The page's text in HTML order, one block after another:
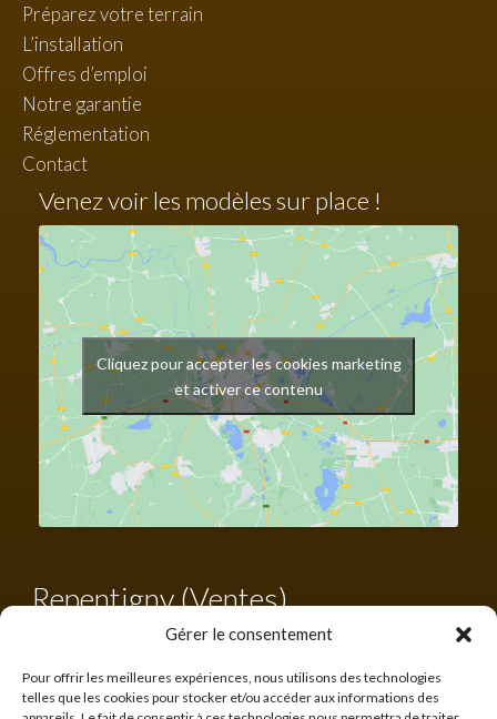
Gérer le consentement
Pour offrir les meilleures expériences, nous utilisons des technologies
telles que les cookies pour stocker et/ou accéder aux informations des
Préparez votre terrain
L’installation
Offres d’emploi
Notre garantie
Réglementation
Contact
Venez voir les modèles sur place !
Cliquez pour accepter les cookies marketing
et activer ce contenu
Repentigny (Ventes)
450 582-0203
francis@cabanonsquebecois.com